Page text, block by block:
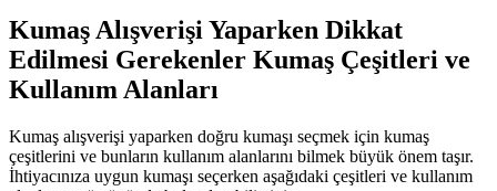
Kumaş Alışverişi Yaparken Dikkat
Edilmesi Gerekenler Kumaş Çeşitleri ve
Kullanım Alanları
Kumaş alışverişi yaparken doğru kumaşı seçmek için kumaş
çeşitlerini ve bunların kullanım alanlarını bilmek büyük önem taşır.
İhtiyacınıza uygun kumaşı seçerken aşağıdaki çeşitleri ve kullanım